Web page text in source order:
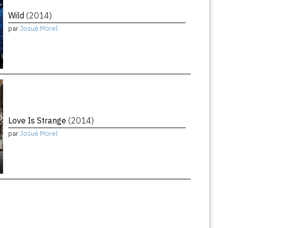
Wild (2014)
parJosué Morel
Love Is Strange (2014)
parJosué Morel